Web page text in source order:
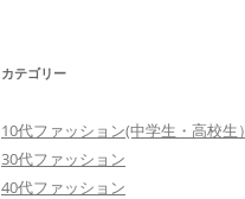
カテゴリー
10代ファッション(中学生・高校生）
30代ファッション
40代ファッション